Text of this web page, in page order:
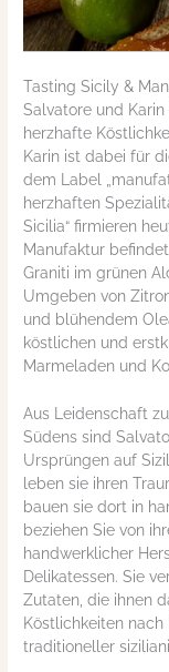
Tasting Sicily &
Salvatore und
herzhafte
Karin ist dabei für
dem Label
herzhaften
Sicilia“ firmieren
Manufaktur
Graniti im grünen
Umgeben von
und blühendem
köstlichen und
Marmeladen und
Aus Leidenschaft
Südens sind
Ursprüngen auf
leben sie ihren
bauen sie dort in
beziehen Sie von
handwerklicher
Delikatessen. Sie
Zutaten, die ihnen
Köstlichkeiten
traditioneller